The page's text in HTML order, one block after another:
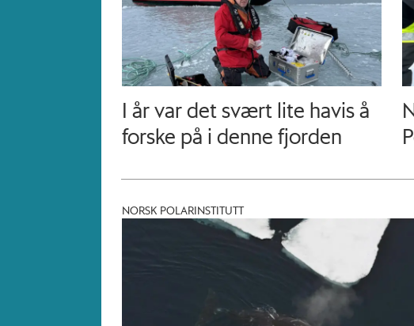
I år var det svært lite havis å
forske på i denne fjorden
NORSK POLARINSTITUTT